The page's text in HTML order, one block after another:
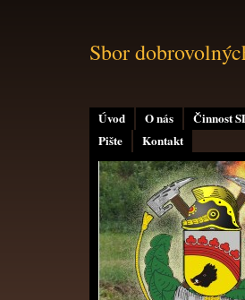
Úvod O nás Činnost
Pište
Kontakt
Sbor